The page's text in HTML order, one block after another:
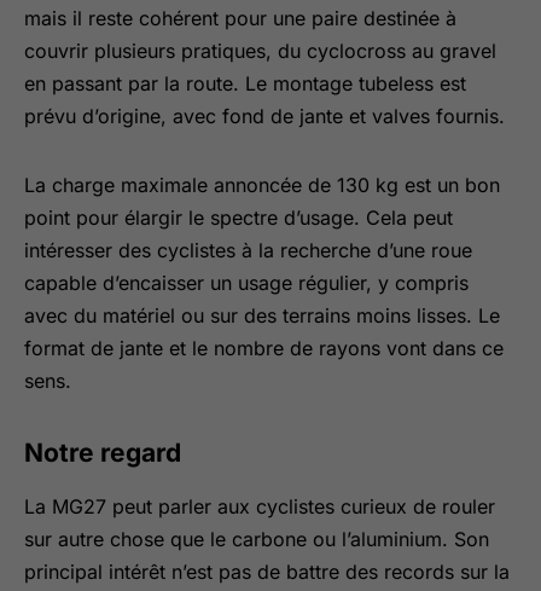
mais il reste cohérent pour une paire destinée à
couvrir plusieurs pratiques, du cyclocross au gravel
en passant par la route. Le montage tubeless est
prévu d’origine, avec fond de jante et valves fournis.
La charge maximale annoncée de 130 kg est un bon
point pour élargir le spectre d’usage. Cela peut
intéresser des cyclistes à la recherche d’une roue
capable d’encaisser un usage régulier, y compris
avec du matériel ou sur des terrains moins lisses. Le
format de jante et le nombre de rayons vont dans ce
sens.
Notre regard
La MG27 peut parler aux cyclistes curieux de rouler
sur autre chose que le carbone ou l’aluminium. Son
principal intérêt n’est pas de battre des records sur la